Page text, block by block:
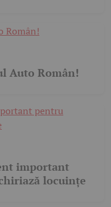
Auto Român!
important
locuințe